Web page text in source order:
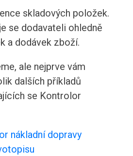
skladových položek.
se dodavateli ohledně
a dodávek zboží.
ale nejprve vám
dalších příkladů
se Kontrolor
nákladní dopravy